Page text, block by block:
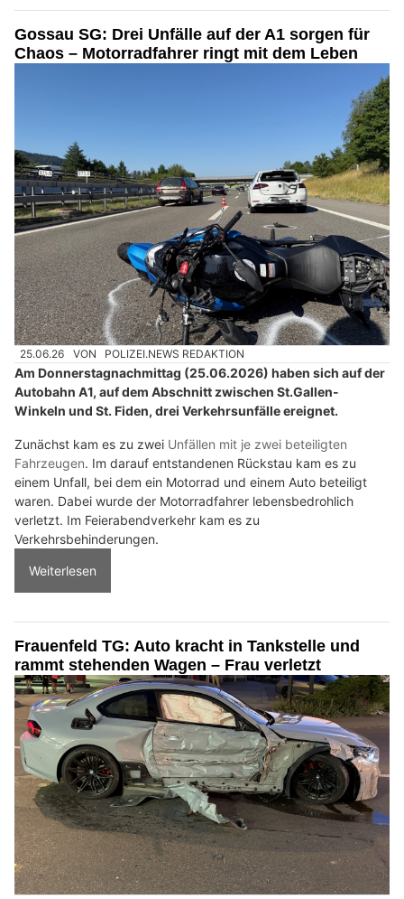
Gossau SG: Drei Unfälle auf der A1 sorgen für
Chaos – Motorradfahrer ringt mit dem Leben
25.06.26 VON POLIZEI.NEWS REDAKTION
Am Donnerstagnachmittag (25.06.2026) haben sich auf der
Autobahn A1, auf dem Abschnitt zwischen St.Gallen-
Winkeln und St. Fiden, drei Verkehrsunfälle ereignet.
Zunächst kam es zu zwei Unfällen mit je zwei beteiligten
Fahrzeugen. Im darauf entstandenen Rückstau kam es zu
einem Unfall, bei dem ein Motorrad und einem Auto beteiligt
waren. Dabei wurde der Motorradfahrer lebensbedrohlich
verletzt. Im Feierabendverkehr kam es zu
Verkehrsbehinderungen.
Weiterlesen
Frauenfeld TG: Auto kracht in Tankstelle und
rammt stehenden Wagen – Frau verletzt